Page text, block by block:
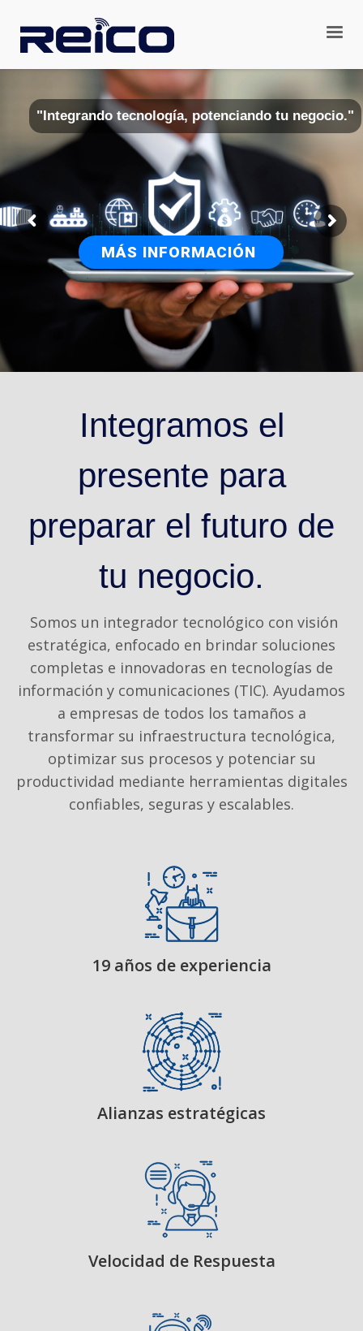
"Integrando tecnología, potenciando tu negocio."
MÁS INFORMACIÓN
Integramos el
presente para
preparar el futuro de
tu negocio.
Somos un integrador tecnológico con visión
estratégica, enfocado en brindar soluciones
completas e innovadoras en tecnologías de
información y comunicaciones (TIC). Ayudamos
a empresas de todos los tamaños a
transformar su infraestructura tecnológica,
optimizar sus procesos y potenciar su
productividad mediante herramientas digitales
confiables, seguras y escalables.
19 años de experiencia
Alianzas estratégicas
Velocidad de Respuesta